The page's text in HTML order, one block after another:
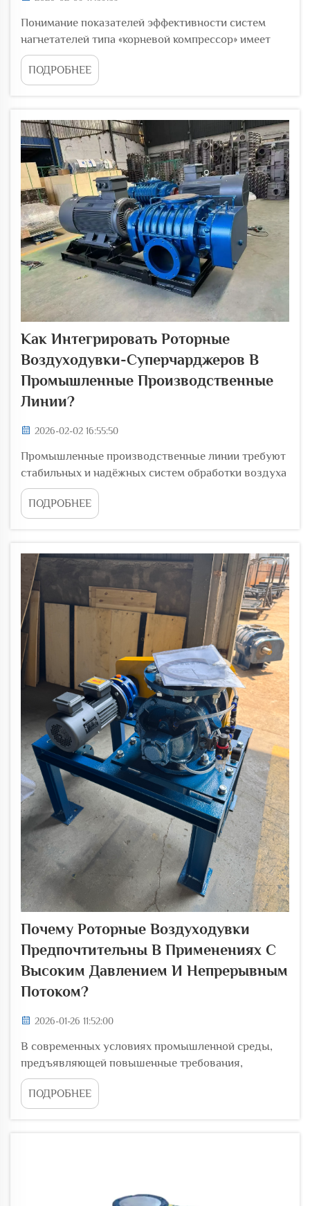
Понимание показателей эффективности систем
нагнетателей типа «корневой компрессор» имеет
решающее значение для промышленных
применений, требующих надёжной подачи сжатого
воздуха. Эти объёмные воздуходувки стали
отраслях — от...
ПОДРОБНЕЕ
Как Интегрировать Роторные
Воздуходувки-Суперчарджеров В
Промышленные Производственные
Линии?
2026-02-02 16:55:50
Промышленные производственные линии требуют
стабильных и надёжных систем обработки воздуха
для поддержания оптимальной
производительности на всех этапах
технологических процессов. Нагнетатели типа
неотъемлемые компоненты современных
промышленных объектов...
ПОДРОБНЕЕ
Почему Роторные Воздуходувки
Предпочтительны В Применениях С
Высоким Давлением И Непрерывным
Потоком?
2026-01-26 11:52:00
В современных условиях промышленной среды,
предъявляющей повышенные требования,
роторные воздуходувки зарекомендовали себя как
предпочтительное решение для задач с высоким
давлением и необходимостью обеспечения
ПОДРОБНЕЕ